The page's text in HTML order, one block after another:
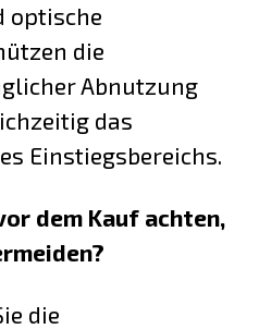
optische
die
Abnutzung
das
Einstiegsbereichs.
dem Kauf achten,
die